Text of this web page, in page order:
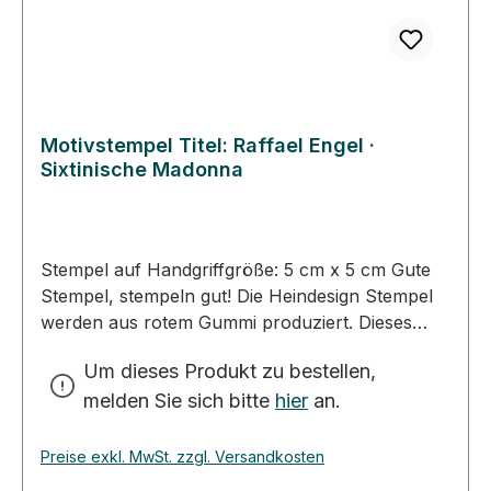
sind für Papier und für den Stoffdruck geeignet.
Motivstempel Titel: Raffael Engel ·
Sixtinische Madonna
Stempel auf Handgriffgröße: 5 cm x 5 cm Gute
Stempel, stempeln gut! Die Heindesign Stempel
werden aus rotem Gummi produziert. Dieses
hergestellt wurde - garantiert einen feinen,
detailreichen Abdruck und eine extrem lange
wird mit Hitze und Druck in das Gummi gepresst
Um dieses Produkt zu bestellen,
melden Sie sich bitte hier an.
Preise exkl. MwSt. zzgl. Versandkosten